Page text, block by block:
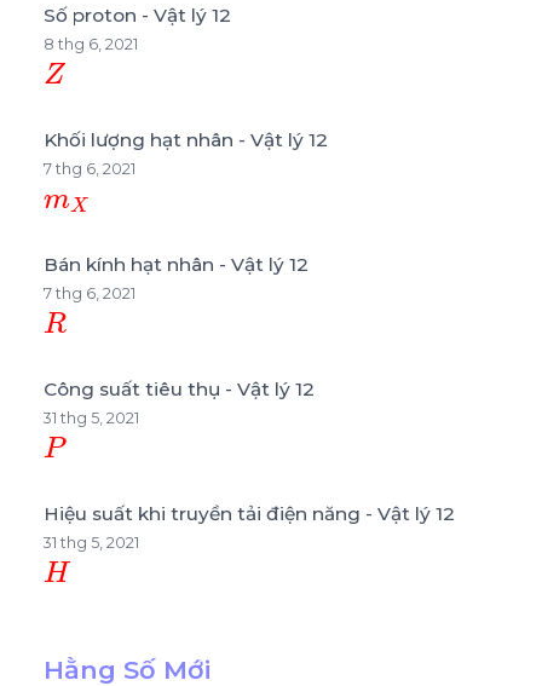
Số proton - Vật lý 12
8 thg 6, 2021
Z
Khối lượng hạt nhân - Vật lý 12
7 thg 6, 2021
mX
Bán kính hạt nhân - Vật lý 12
7 thg 6, 2021
R
Công suất tiêu thụ - Vật lý 12
31 thg 5, 2021
P
Hiệu suất khi truyền tải điện năng - Vật lý 12
31 thg 5, 2021
H
Hằng Số Mới